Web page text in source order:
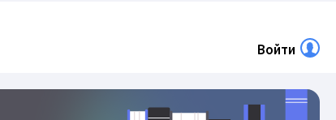
Войти